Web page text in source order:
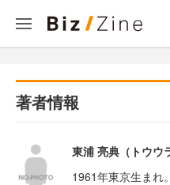
著者情報
東浦 亮典（トウウ
1961年東京生まれ